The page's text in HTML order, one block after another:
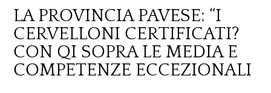
LA PROVINCIA PAVESE: “I
CERVELLONI CERTIFICATI?
CON QI SOPRA LE MEDIA E
COMPETENZE ECCEZIONALI